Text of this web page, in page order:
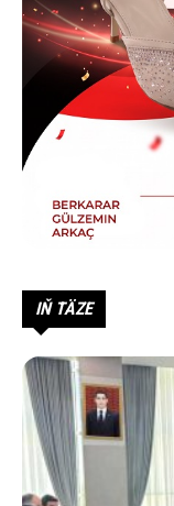
IŇ TÄZE